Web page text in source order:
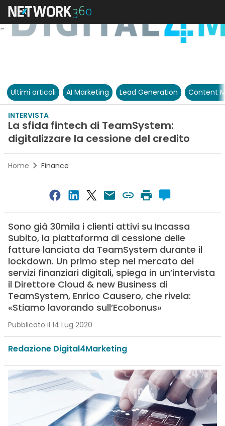
Ultimi articoli AI Marketing Lead Generation Content
INTERVISTA
La sfida fintech di TeamSystem:
digitalizzare la cessione del credito
Home Finance
Sono già 30mila i clienti attivi su Incassa
Subito, la piattaforma di cessione delle
fatture lanciata da TeamSystem durante il
lockdown. Un primo step nel mercato dei
servizi finanziari digitali, spiega in un’intervista
il Direttore Cloud & new Business di
TeamSystem, Enrico Causero, che rivela:
«Stiamo lavorando sull’Ecobonus»
Pubblicato il 14 Lug 2020
Redazione Digital4Marketing